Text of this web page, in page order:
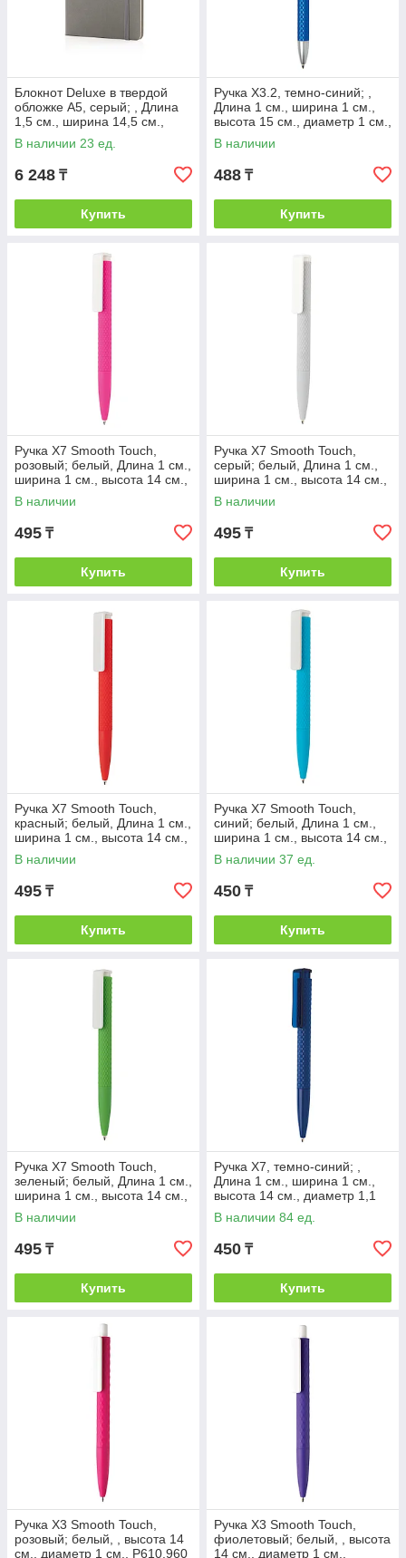
Блокнот Deluxe в твердой
обложке A5, серый; , Длина
1,5 см., ширина 14,5 см.,
высота 21,5 см., диаметр 0
см.,
В наличии 23 ед.
6 248 ₸
Купить
Ручка X3.2, темно-синий; ,
Длина 1 см., ширина 1 см.,
высота 15 см., диаметр 1 см.,
P610.745
В наличии
488 ₸
Купить
Ручка X7 Smooth Touch,
розовый; белый, Длина 1 см.,
ширина 1 см., высота 14 см.,
диаметр 1,1 см., P610.630
В наличии
495 ₸
Купить
Ручка X7 Smooth Touch,
серый; белый, Длина 1 см.,
ширина 1 см., высота 14 см.,
диаметр 1,1 см., P610.632
В наличии
495 ₸
Купить
Ручка X7 Smooth Touch,
красный; белый, Длина 1 см.,
ширина 1 см., высота 14 см.,
диаметр 1,1 см., P610.634
В наличии
495 ₸
Купить
Ручка X7 Smooth Touch,
синий; белый, Длина 1 см.,
ширина 1 см., высота 14 см.,
диаметр 1,1 см., P610.635
В наличии 37 ед.
450 ₸
Купить
Ручка X7 Smooth Touch,
зеленый; белый, Длина 1 см.,
ширина 1 см., высота 14 см.,
диаметр 1,1 см., P610.637
В наличии
495 ₸
Купить
Ручка X7, темно-синий; ,
Длина 1 см., ширина 1 см.,
высота 14 см., диаметр 1,1
см., P610.895
В наличии 84 ед.
450 ₸
Купить
Ручка X3 Smooth Touch,
розовый; белый, , высота 14
см., диаметр 1 см., P610.960
Ручка X3 Smooth Touch,
фиолетовый; белый, , высота
14 см., диаметр 1 см.,